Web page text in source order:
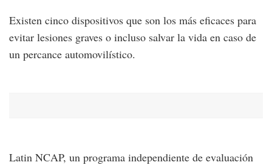
Existen cinco dispositivos que son los más eficaces para
evitar lesiones graves o incluso salvar la vida en caso de
un percance automovilístico.
Latin NCAP, un programa independiente de evaluación